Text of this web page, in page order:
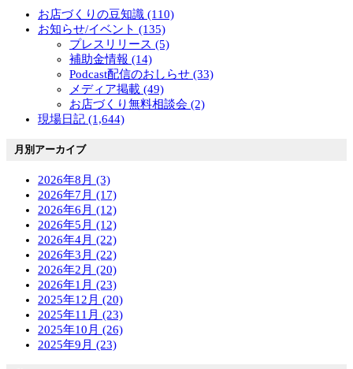
お店づくりの豆知識 (110)
お知らせ/イベント (135)
プレスリリース (5)
補助金情報 (14)
Podcast配信のおしらせ (33)
メディア掲載 (49)
お店づくり無料相談会 (2)
現場日記 (1,644)
月別アーカイブ
2026年8月 (3)
2026年7月 (17)
2026年6月 (12)
2026年5月 (12)
2026年4月 (22)
2026年3月 (22)
2026年2月 (20)
2026年1月 (23)
2025年12月 (20)
2025年11月 (23)
2025年10月 (26)
2025年9月 (23)